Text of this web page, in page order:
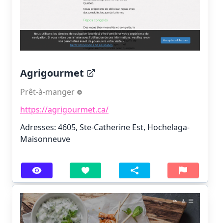
Agrigourmet
Prêt-à-manger
https://agrigourmet.ca/
Adresses: 4605, Ste-Catherine Est, Hochelaga-
Maisonneuve